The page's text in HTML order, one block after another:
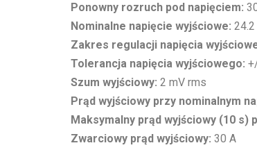
Ponowny rozruch pod napięciem:
Nominalne napięcie wyjściowe: 24.2
Zakres regulacji napięcia
Tolerancja napięcia wyjściowego:
Szum wyjściowy: 2 mV rms
Prąd wyjściowy przy nominalnym
Maksymalny prąd wyjściowy (10 s)
Zwarciowy prąd wyjściowy: 30 A